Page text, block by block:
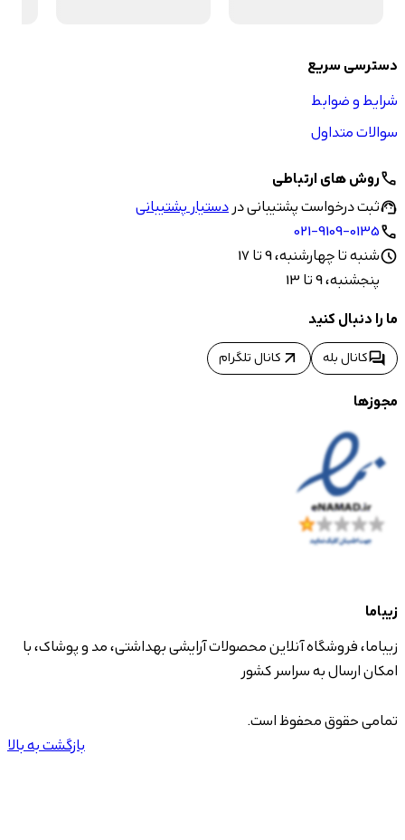
دسترسی سریع
شرایط و ضوابط
سوالات متداول
callروش های ارتباطی
support_agentثبت درخواست پشتیبانی دردستیار پشتیبانی
call
021-9109-0135
scheduleشنبه تا چهارشنبه، 9 تا 17
پنجشنبه، 9 تا 13
ما را دنبال کنید
forumکانال بله arrow_outward کانال تلگرام
مجوزها
زیباما
زیباما، فروشگاه آنلاین محصولات آرایشی بهداشتی، مد و پوشاک، با
امکان ارسال به سراسر کشور
تمامی حقوق محفوظ است.
بازگشت به بالا